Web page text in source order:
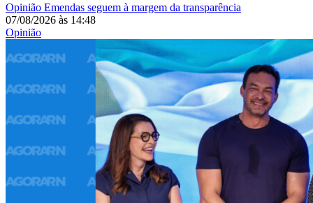
Opinião Emendas seguem à margem da transparência
07/08/2026 às 14:48
Opinião